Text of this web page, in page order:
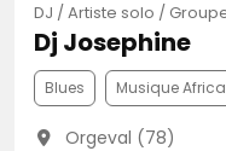
DJ / Artiste solo /
Dj Josephine
Blues Musique
Orgeval (78)